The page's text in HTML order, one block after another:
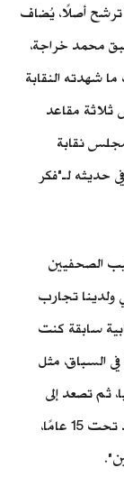
أصلًا، يُضاف
محمد خراجة،
شهدته النقابة
10 مرشحين على ثلاثة مقاعد
نقابة
حديثه لـ"فكر
الصحفيين
ولدينا تجارب
سابقة كنت
السباق، مثل
ثم تصعد إلى
عضوية فوق 15 عامًا أسماء أخرى كانت في مقاعد تحت 15 عامًا،